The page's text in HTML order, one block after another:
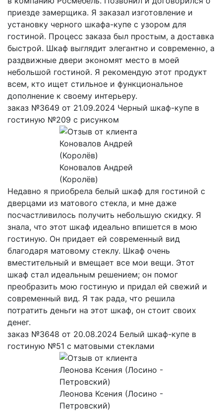
приезде замерщика. Я заказал изготовление и
установку черного шкафа-купе с узором для
гостиной. Процесс заказа был простым, а доставка
быстрой. Шкаф выглядит элегантно и современно, а
раздвижные двери экономят место в моей
небольшой гостиной. Я рекомендую этот продукт
всем, кто ищет стильное и функциональное
дополнение к своему интерьеру.
заказ №3649 от 21.09.2024 Черный шкаф-купе в
гостиную №209 с рисунком
Коновалов Андрей
(Королёв)
Недавно я приобрела белый шкаф для гостиной с
дверцами из матового стекла, и мне даже
посчастливилось получить небольшую скидку. Я
знала, что этот шкаф идеально впишется в мою
гостиную. Он придает ей современный вид
благодаря матовому стеклу. Шкаф очень
вместительный и вмещает все мои вещи. Этот
шкаф стал идеальным решением; он помог
преобразить мою гостиную и придал ей свежий и
современный вид. Я так рада, что решила
потратить деньги на этот шкаф, он стоит своих
денег.
заказ №3648 от 20.08.2024 Белый шкаф-купе в
гостиную №51 с матовыми стеклами
Леонова Ксения (Лосино -
Петровский)